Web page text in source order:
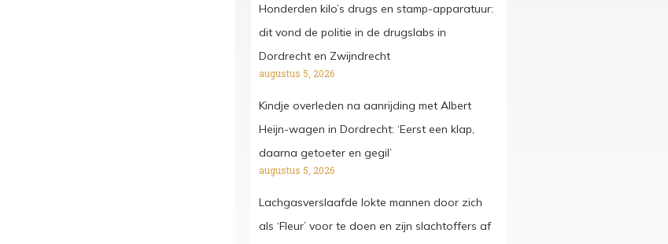
Honderden kilo’s drugs en stamp-apparatuur:
dit vond de politie in de drugslabs in
Dordrecht en Zwijndrecht
augustus 5, 2026
Kindje overleden na aanrijding met Albert
Heijn-wagen in Dordrecht: ‘Eerst een klap,
daarna getoeter en gegil’
augustus 5, 2026
Lachgasverslaafde lokte mannen door zich
als ‘Fleur’ voor te doen en zijn slachtoffers af